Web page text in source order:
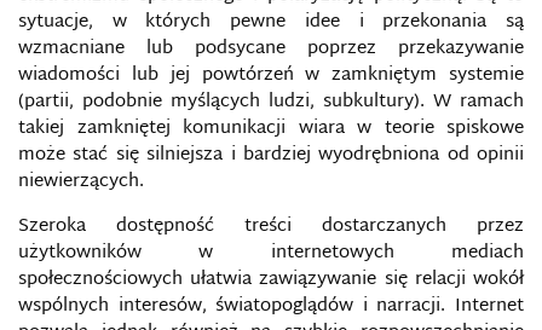
sytuacje, w których pewne idee i przekonania są
wzmacniane lub podsycane poprzez przekazywanie
wiadomości lub jej powtórzeń w zamkniętym systemie
(partii, podobnie myślących ludzi, subkultury). W ramach
takiej zamkniętej komunikacji wiara w teorie spiskowe
może stać się silniejsza i bardziej wyodrębniona od opinii
niewierzących.
Szeroka dostępność treści dostarczanych przez
użytkowników w internetowych mediach
społecznościowych ułatwia zawiązywanie się relacji wokół
wspólnych interesów, światopoglądów i narracji. Internet